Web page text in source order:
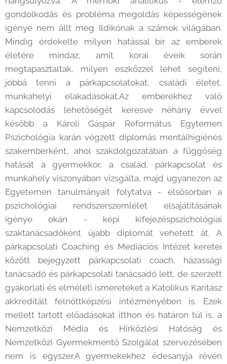
gondolkodás és probléma megoldás képességének
igénye nem állt meg Ildikónak a számok világában.
Mindig érdekelte milyen hatással bír az emberek
életére mindaz, amit korai éveik során
megtapasztaltak, milyen eszközzel lehet segíteni,
jobbá tenni a párkapcsolatokat, családi életet,
munkahelyi elakadásokat.Az emberekhez való
kapcsolódás lehetőségét keresve néhány évvel
később a Károli Gáspár Református Egytemen
Pszichológia karán végzett diplomás mentálhigiénés
szakemberként, ahol szakdolgozatában a függőség
hatását a gyermekkor, a család, párkapcsolat és
munkahely viszonyában vizsgálta, majd ugyanezen az
Egyetemen tanulmányait folytatva - elsősorban a
pszichológiai rendszerszemlélet elsajátításának
igénye okán - képi kifejezéspszichológiai
szaktanácsadóként újabb diplomát vehetett át. A
párkapcsolati Coaching és Mediációs Intézet keretei
között bejegyzett párkapcsolati coach, házassági
tanácsadó és párkapcsolati tanácsadó lett, de szerzett
gyakorlati és elméleti ismereteket a Katolikus Karitász
akkreditált felnőttképzési intézményében is. Ezek
mellett tartott előadásokat itthon és határon túl is, a
Nemzetközi Média és Hírközlési Hatóság és
Nemzetközi Gyermekmentő Szolgálat szervezésében
nem is egyszer.A gyermekekhez édesanyja révén